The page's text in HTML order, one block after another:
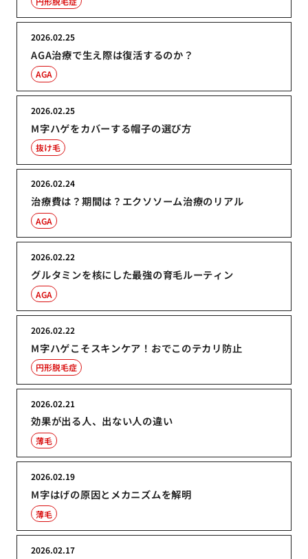
AGA治療で生え際は復活するのか？
2026.02.25
AGA
M字ハゲをカバーする帽子の選び方
2026.02.25
抜け毛
治療費は？期間は？エクソソーム治療のリアル
2026.02.24
AGA
グルタミンを核にした最強の育毛ルーティン
2026.02.22
AGA
M字ハゲこそスキンケア！おでこのテカリ防止
2026.02.22
円形脱毛症
効果が出る人、出ない人の違い
2026.02.21
薄毛
M字はげの原因とメカニズムを解明
2026.02.19
薄毛
2026.02.17